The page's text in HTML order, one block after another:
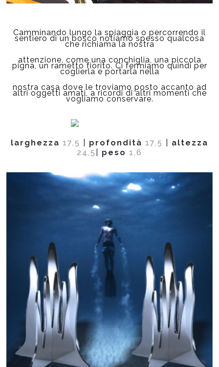
Camminando lungo la spiaggia o percorrendo il
sentiero di un bosco notiamo spesso qualcosa
che richiama la nostra
attenzione, come una conchiglia, una piccola
pigna, un rametto fiorito. Ci fermiamo quindi per
coglierla e portarla nella
nostra casa dove le troviamo posto accanto ad
altri oggetti amati, a ricordi di altri momenti che
vogliamo conservare.
larghezza 17,5 profondità 17,5
altezza
24,5
peso 1,6